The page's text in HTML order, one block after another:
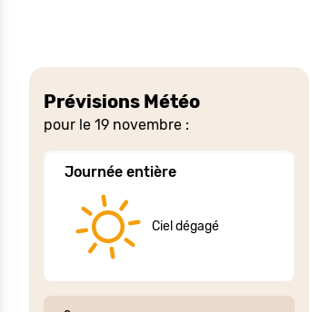
Prévisions Météo
pour le 19 novembre :
Journée entière
Ciel dégagé